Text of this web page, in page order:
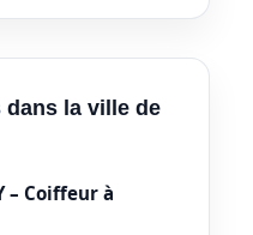
la ville de
– Coiffeur à